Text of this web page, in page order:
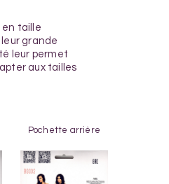
en taille
leur grande
leur permet
aux tailles
Pochette arrière